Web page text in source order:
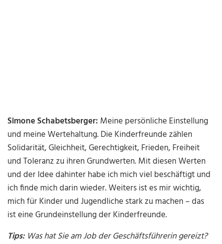
Simone Schabetsberger: Meine persönliche Einstellung
und meine Wertehaltung. Die Kinderfreunde zählen
Solidarität, Gleichheit, Gerechtigkeit, Frieden, Freiheit
und Toleranz zu ihren Grundwerten. Mit diesen Werten
und der Idee dahinter habe ich mich viel beschäftigt und
ich finde mich darin wieder. Weiters ist es mir wichtig,
mich für Kinder und Jugendliche stark zu machen – das
ist eine Grundeinstellung der Kinderfreunde.
Tips:Was hat Sie am Job der Geschäftsführerin gereizt?